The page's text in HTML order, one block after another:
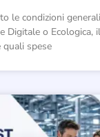
le condizioni
Digitale o Ecologica,
quali spese